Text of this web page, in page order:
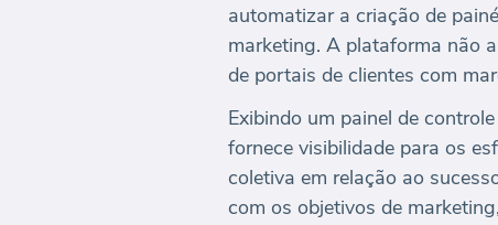
automatizar a criação de
marketing. A plataforma não
de portais de clientes com
Exibindo um painel de
fornece visibilidade para os
coletiva em relação ao
com os objetivos de